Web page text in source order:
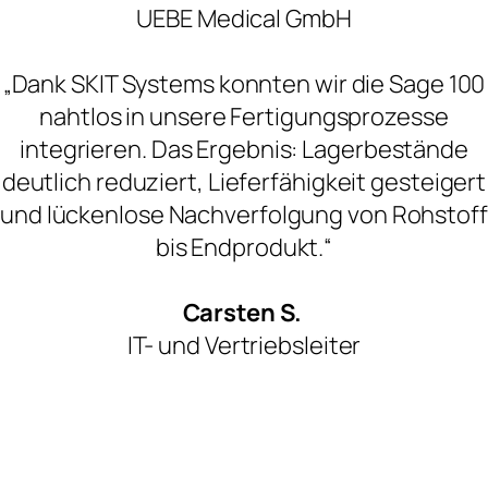
UEBE Medical GmbH
„Dank SKIT Systems konnten wir die Sage 100
nahtlos in unsere Fertigungsprozesse
integrieren. Das Ergebnis: Lagerbestände
deutlich reduziert, Lieferfähigkeit gesteigert
und lückenlose Nachverfolgung von Rohstoff
bis Endprodukt.“
Carsten S.
IT- und Vertriebsleiter